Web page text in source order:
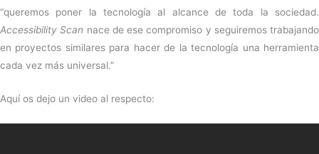
“queremos poner la tecnología al alcance de toda la sociedad.
Accessibility Scan nace de ese compromiso y seguiremos trabajando
en proyectos similares para hacer de la tecnología una herramienta
cada vez más universal.”
Aquí os dejo un video al respecto: